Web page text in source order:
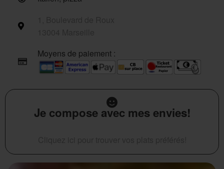
Moyens de paiement :
Je compose avec mes envies!